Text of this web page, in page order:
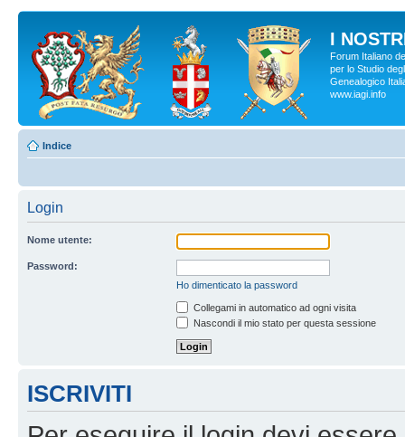
I
Forum Italiano
per lo Studio
Genealogico
www.iagi.info
Indice
Login
Nome utente:
Password:
Ho dimenticato la password
Collegami in automatico ad ogni visita
Nascondi il mio stato per questa sessione
ISCRIVITI